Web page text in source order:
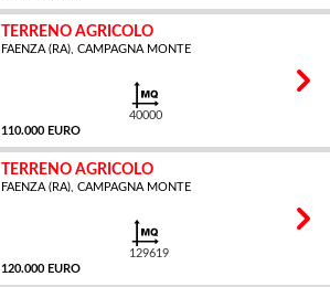
TERRENO AGRICOLO
FAENZA (RA), CAMPAGNA MONTE
110.000 EURO
40000
TERRENO AGRICOLO
FAENZA (RA), CAMPAGNA MONTE
120.000 EURO
129619